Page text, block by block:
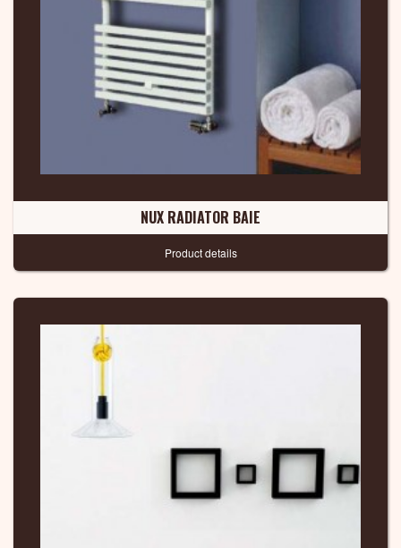
NUX RADIATOR BAIE
Product details